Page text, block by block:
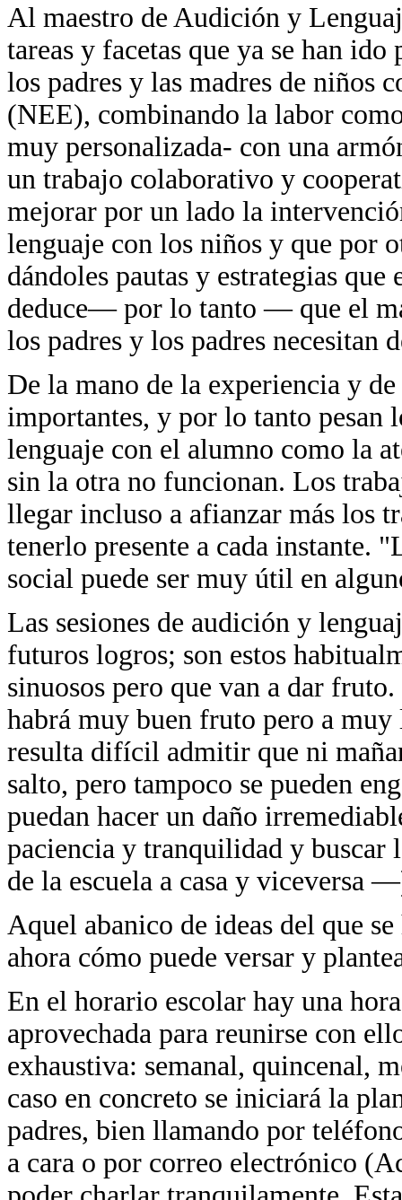
Al maestro de Audición y
tareas y facetas que ya se han
los padres y las madres de niños
(NEE), combinando la labor
muy personalizada- con una
un trabajo colaborativo y
mejorar por un lado la
lenguaje con los niños y que por
dándoles pautas y estrategias
deduce— por lo tanto — que el
los padres y los padres necesitan
De la mano de la experiencia y
importantes, y por lo tanto pesan
lenguaje con el alumno como la
sin la otra no funcionan. Los
llegar incluso a afianzar más los
tenerlo presente a cada instante.
social puede ser muy útil en
Las sesiones de audición y
futuros logros; son estos
sinuosos pero que van a dar
habrá muy buen fruto pero a muy
resulta difícil admitir que ni
salto, pero tampoco se pueden
puedan hacer un daño
paciencia y tranquilidad y
de la escuela a casa y viceversa
Aquel abanico de ideas del que
ahora cómo puede versar y
En el horario escolar hay una
aprovechada para reunirse con
exhaustiva: semanal, quincenal,
caso en concreto se iniciará la
padres, bien llamando por
a cara o por correo electrónico